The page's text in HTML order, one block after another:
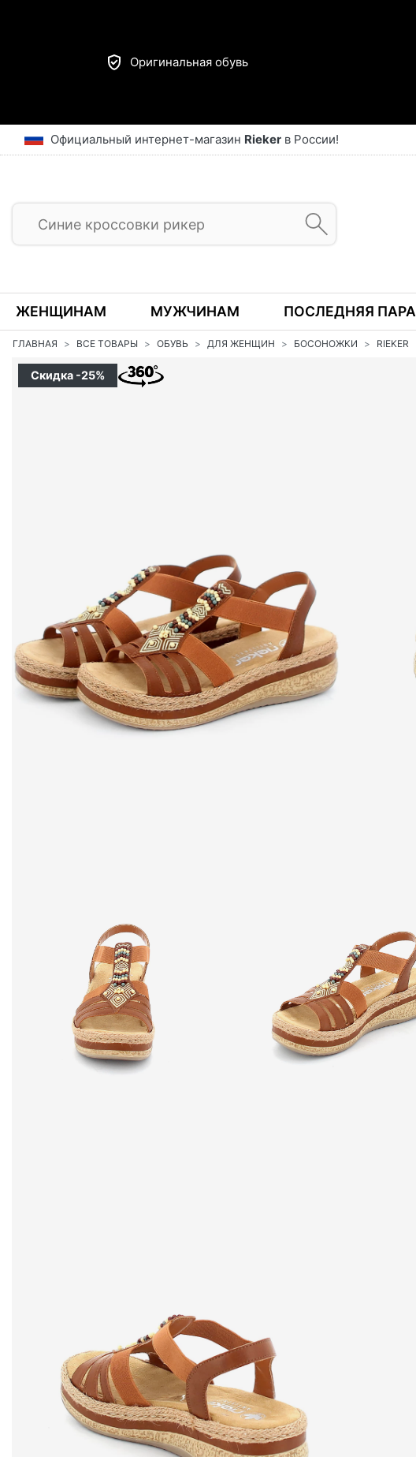
Оригинальная обувь
Официальный интернет-магазин Rieker в России!
ЖЕНЩИНАМ МУЖЧИНАМ ПОСЛЕДНЯЯ ПАРА
ГЛАВНАЯ ВСЕ ТОВАРЫ ОБУВЬ ДЛЯ ЖЕНЩИН БОСОНОЖКИ RIEKER
Скидка -25%